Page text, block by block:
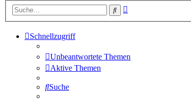
Suche
Schnellzugriff
Unbeantwortete Themen
Aktive Themen
Suche